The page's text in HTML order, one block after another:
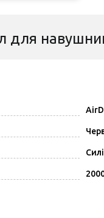
для